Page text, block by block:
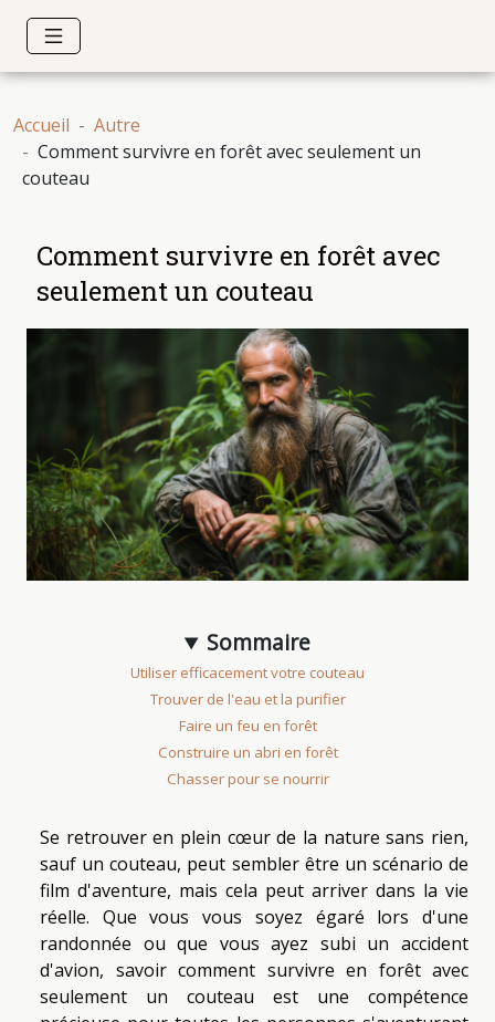
Accueil
Autre
Comment survivre en forêt avec seulement un
couteau
Comment survivre en forêt avec
seulement un couteau
Sommaire
Utiliser efficacement votre couteau
Trouver de l'eau et la purifier
Faire un feu en forêt
Construire un abri en forêt
Chasser pour se nourrir
Se retrouver en plein cœur de la nature sans rien,
sauf un couteau, peut sembler être un scénario de
film d'aventure, mais cela peut arriver dans la vie
réelle. Que vous vous soyez égaré lors d'une
randonnée ou que vous ayez subi un accident
d'avion, savoir comment survivre en forêt avec
seulement un couteau est une compétence